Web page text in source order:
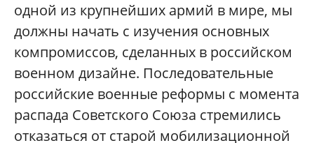
одной из крупнейших армий в мире, мы
должны начать с изучения основных
компромиссов, сделанных в российском
военном дизайне. Последовательные
российские военные реформы с момента
распада Советского Союза стремились
отказаться от старой мобилизационной